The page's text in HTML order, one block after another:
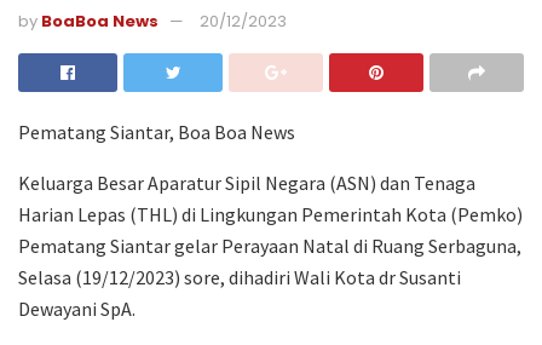
by BoaBoa News 20/12/2023
Pematang Siantar, Boa Boa News
Keluarga Besar Aparatur Sipil Negara (ASN) dan Tenaga
Harian Lepas (THL) di Lingkungan Pemerintah Kota (Pemko)
Pematang Siantar gelar Perayaan Natal di Ruang Serbaguna,
Selasa (19/12/2023) sore, dihadiri Wali Kota dr Susanti
Dewayani SpA.